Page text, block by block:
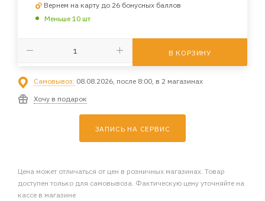
Вернем на карту до 26 бонусных баллов
Меньше 10 шт
В КОРЗИНУ
Самовывоз: 08.08.2026, после 8:00, в 2 магазинах
Хочу в подарок
ЗАПИСЬ НА СЕРВИС
Цена может отличаться от цен в розничных магазинах. Товар
доступен только для самовывоза. Фактическую цену уточняйте на
кассе в магазине